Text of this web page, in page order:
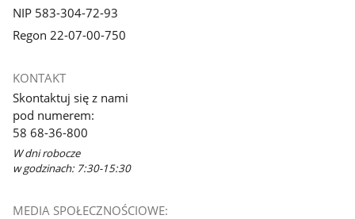
NIP 583-304-72-93
Regon 22-07-00-750
KONTAKT
Skontaktuj się z nami
pod numerem:
58 68-36-800
W dni robocze
w godzinach: 7:30-15:30
MEDIA SPOŁECZNOŚCIOWE: